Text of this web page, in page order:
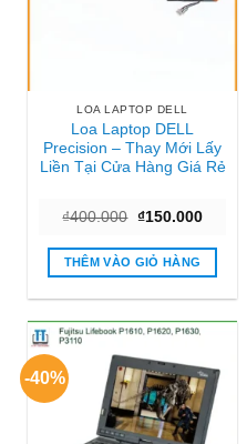
LOA LAPTOP DELL
Loa Laptop DELL
Precision – Thay Mới Lấy
Liền Tại Cửa Hàng Giá Rẻ
₫400.000 Giá
là:
₫400.000.
₫150.000Giá
tại
THÊM VÀO GIỎ HÀNG
-40%